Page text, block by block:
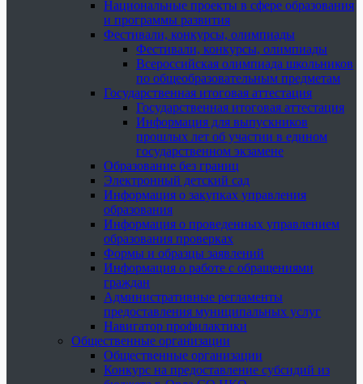
Национальные проекты в сфере образования
и программы развития
Фестивали, конкурсы, олимпиады
Фестивали, конкурсы, олимпиады
Всероссийская олимпиада школьников
по общеобразовательным предметам
Государственная итоговая аттестация
Государственная итоговая аттестация
Информация для выпускников
прошлых лет об участии в едином
государственном экзамене
Образование без границ
Электронный детский сад
Информация о закупках управления
образования
Информация о проведенных управлением
образования проверках
Формы и образцы заявлений
Информация о работе с обращениями
граждан
Административные регламенты
предоставления муниципальных услуг
Навигатор профилактики
Общественные организации
Общественные организации
Конкурс на предоставление субсидий из